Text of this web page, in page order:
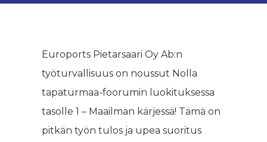
Euroports Pietarsaari Oy Ab:n
työturvallisuus on noussut Nolla
tapaturmaa-foorumin luokituksessa
tasolle 1 – Maailman kärjessä! Tämä on
pitkän työn tulos ja upea suoritus